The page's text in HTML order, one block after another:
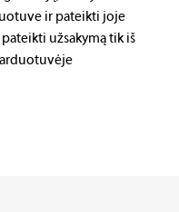
ir pateikti joje
užsakymą tik iš